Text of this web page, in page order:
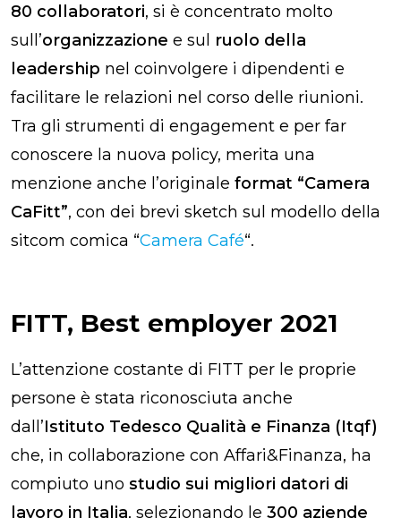
80 collaboratori, si è concentrato molto
sull’organizzazione e sul ruolo della
leadership nel coinvolgere i dipendenti e
facilitare le relazioni nel corso delle riunioni.
Tra gli strumenti di engagement e per far
conoscere la nuova policy, merita una
menzione anche l’originale format “Camera
CaFitt”, con dei brevi sketch sul modello della
sitcom comica “Camera Café“.
FITT, Best employer 2021
L’attenzione costante di FITT per le proprie
persone è stata riconosciuta anche
dall’Istituto Tedesco Qualità e Finanza (Itqf)
che, in collaborazione con Affari&Finanza, ha
compiuto uno studio sui migliori datori di
lavoro in Italia, selezionando le 300 aziende